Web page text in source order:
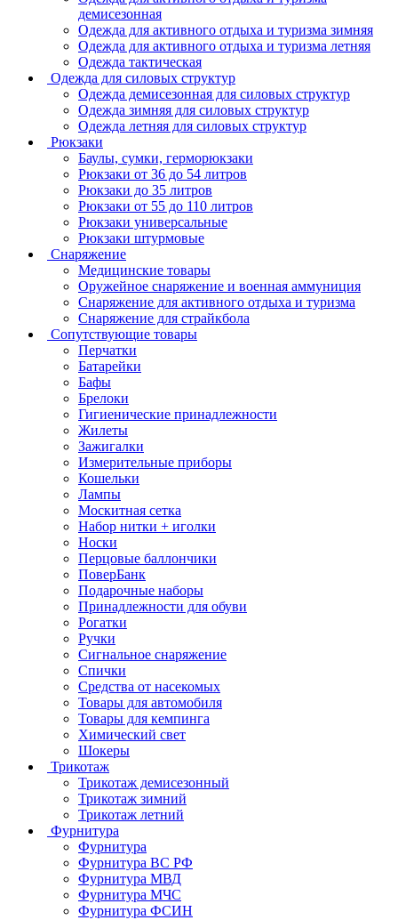
демисезонная
Одежда для активного отдыха и туризма зимняя
Одежда для активного отдыха и туризма летняя
Одежда тактическая
Одежда для силовых структур
Одежда демисезонная для силовых структур
Одежда зимняя для силовых структур
Одежда летняя для силовых структур
Рюкзаки
Баулы, сумки, герморюкзаки
Рюкзаки от 36 до 54 литров
Рюкзаки до 35 литров
Рюкзаки от 55 до 110 литров
Рюкзаки универсальные
Рюкзаки штурмовые
Снаряжение
Медицинские товары
Оружейное снаряжение и военная аммуниция
Снаряжение для активного отдыха и туризма
Снаряжение для страйкбола
Сопутствующие товары
Перчатки
Батарейки
Бафы
Брелоки
Гигиенические принадлежности
Жилеты
Зажигалки
Измерительные приборы
Кошельки
Лампы
Москитная сетка
Набор нитки + иголки
Носки
Перцовые баллончики
ПоверБанк
Подарочные наборы
Принадлежности для обуви
Рогатки
Ручки
Сигнальное снаряжение
Спички
Средства от насекомых
Товары для автомобиля
Товары для кемпинга
Химический свет
Шокеры
Трикотаж
Трикотаж демисезонный
Трикотаж зимний
Трикотаж летний
Фурнитура
Фурнитура
Фурнитура ВС РФ
Фурнитура МВД
Фурнитура МЧС
Фурнитура ФСИН